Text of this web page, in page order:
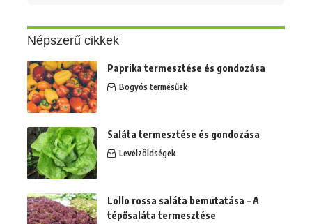
Népszerű cikkek
Paprika termesztése és gondozása
Bogyós termésűek
Saláta termesztése és gondozása
Levélzöldségek
Lollo rossa saláta bemutatása – A
tépősaláta termesztése